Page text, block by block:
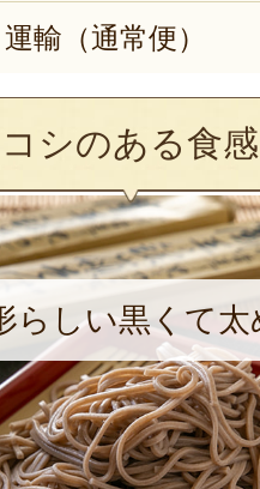
輸（通常便）
シのある食
らしい黒くて